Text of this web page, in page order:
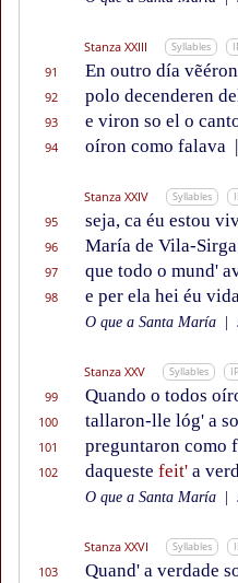
Stanza XXIII Syllables
91 En outro día vẽéron
92 polo decenderen
93 e viron so el o
94 oíron como falava |
Stanza XXIV Syllables
95 seja, ca éu estou
96 María de Vila-
97 que todo o mund'
98 e per ela hei éu
O que a Santa María
Stanza XXV Syllables
99 Quando o todos
100 tallaron-lle lóg' a
101 preguntaron como
102 daqueste feit' a
O que a Santa María
Stanza XXVI Syllables
103 Quand' a verdade